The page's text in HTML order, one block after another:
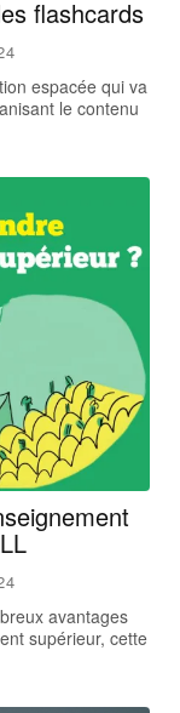
flashcards
espacée qui va
le contenu
avantages
supérieur, cette